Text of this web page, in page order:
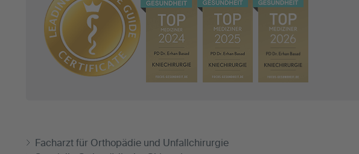
Facharzt für Orthopädie und Unfallchirurgie